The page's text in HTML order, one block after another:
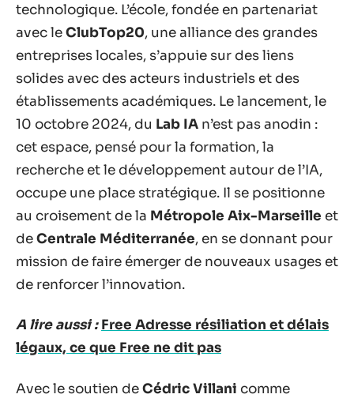
technologique. L’école, fondée en partenariat
avec leClubTop20, une alliance des grandes
entreprises locales, s’appuie sur des liens
solides avec des acteurs industriels et des
établissements académiques. Le lancement, le
10 octobre 2024, du Lab IA n’est pas anodin :
cet espace, pensé pour la formation, la
recherche et le développement autour de l’IA,
occupe une place stratégique. Il se positionne
au croisement de la Métropole Aix-Marseille et
deCentrale Méditerranée, en se donnant pour
mission de faire émerger de nouveaux usages et
de renforcer l’innovation.
A lire aussi : Free Adresse résiliation et délais
légaux, ce que Free ne dit pas
Avec le soutien deCédric Villani comme